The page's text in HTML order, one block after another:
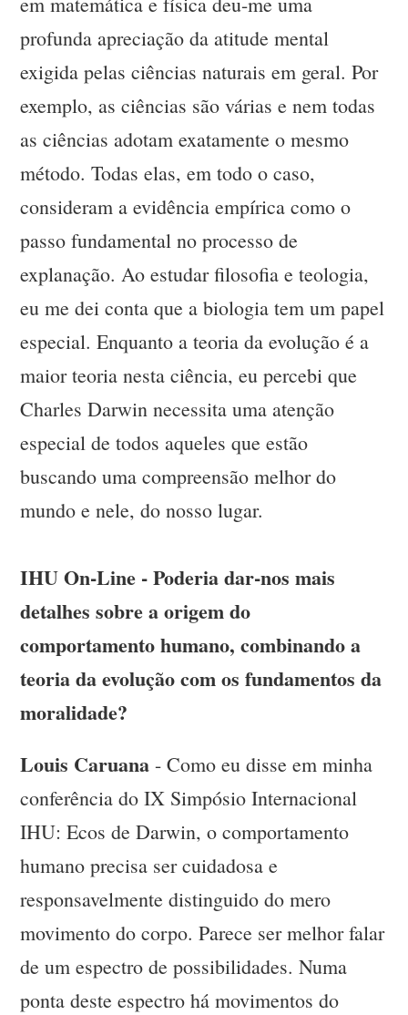
profunda apreciação da atitude mental
exigida pelas ciências naturais em geral. Por
exemplo, as ciências são várias e nem todas
as ciências adotam exatamente o mesmo
método. Todas elas, em todo o caso,
consideram a evidência empírica como o
passo fundamental no processo de
explanação. Ao estudar filosofia e teologia,
eu me dei conta que a biologia tem um papel
especial. Enquanto a teoria da evolução é a
maior teoria nesta ciência, eu percebi que
Charles Darwin necessita uma atenção
especial de todos aqueles que estão
buscando uma compreensão melhor do
mundo e nele, do nosso lugar.
IHU On-Line - Poderia dar-nos mais
detalhes sobre a origem do
comportamento humano, combinando a
teoria da evolução com os fundamentos da
moralidade?
Louis Caruana - Como eu disse em minha
conferência do IX Simpósio Internacional
IHU: Ecos de Darwin, o comportamento
humano precisa ser cuidadosa e
responsavelmente distinguido do mero
movimento do corpo. Parece ser melhor falar
de um espectro de possibilidades. Numa
ponta deste espectro há movimentos do